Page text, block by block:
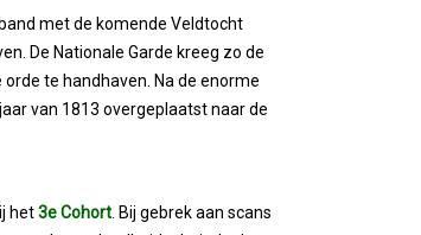
met de komende Veldtocht
De Nationale Garde kreeg zo de
te handhaven. Na de enorme
van 1813 overgeplaatst naar de
het3e Cohort . Bij gebrek aan scans